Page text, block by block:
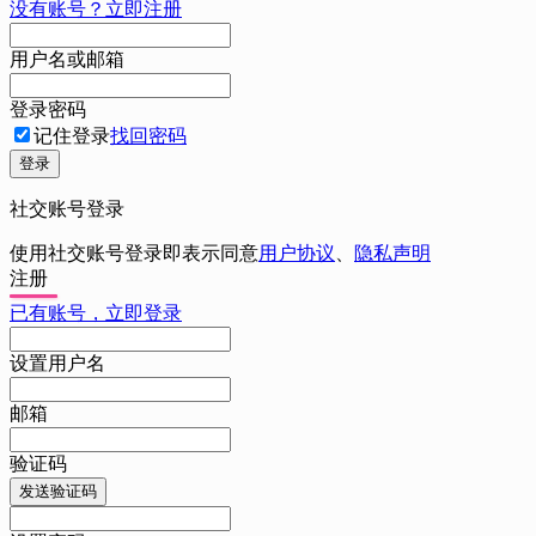
没有账号？立即注册
用户名或邮箱
登录密码
记住登录找回密码
登录
社交账号登录
使用社交账号登录即表示同意用户协议
隐私声明
注册
已有账号，立即登录
设置用户名
邮箱
验证码
发送验证码